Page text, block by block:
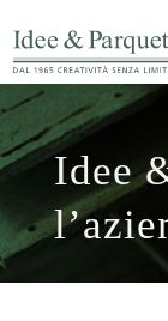
Idee